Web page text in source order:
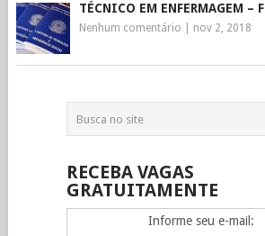
TÉCNICO EM ENFERMAGEM –
Nenhum comentário nov 2, 2018
RECEBA VAGAS
GRATUITAMENTE
Informe seu e-mail: